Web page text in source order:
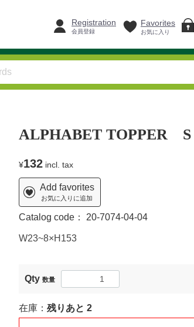
Registration
会員登録
Favorites
お気に入り
ALPHABET TOPPER S
¥132incl. tax
Add favorites
お気に入りに追加
Catalog code： 20-7074-04-04
W23~8×H153
Qty 数量
在庫： 残りあと 2